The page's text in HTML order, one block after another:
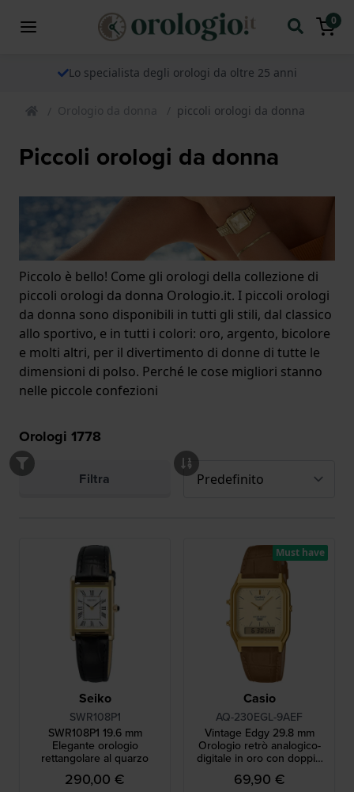
0
Lo specialista degli orologi da oltre 25 anni
Orologio da donna piccoli orologi da donna
Piccoli orologi da donna
Piccolo è bello! Come gli orologi della collezione di
piccoli orologi da donna Orologio.it. I piccoli orologi
da donna sono disponibili in tutti gli stili, dal classico
allo sportivo, e in tutti i colori: oro, argento, bicolore
e molti altri, per il divertimento di donne di tutte le
dimensioni di polso. Perché le cose migliori stanno
nelle piccole confezioni
Orologi 1778
Filtra
Seiko
SWR108P1
SWR108P1 19.6 mm
Elegante orologio
rettangolare al quarzo
290,00 €
Casio
AQ-230EGL-9AEF
Vintage Edgy 29.8 mm
Orologio retrò analogico-
digitale in oro con doppio
fuso orario
69,90 €
Must have